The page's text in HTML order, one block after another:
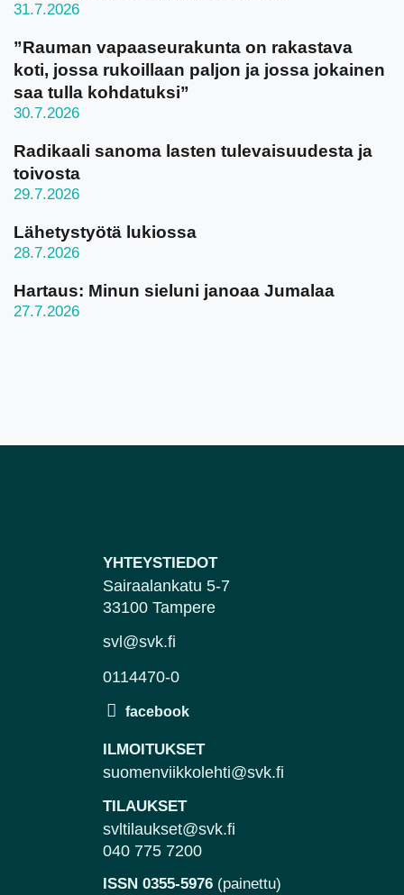
31.7.2026
”Rauman vapaaseurakunta on rakastava
koti, jossa rukoillaan paljon ja jossa jokainen
saa tulla kohdatuksi”
30.7.2026
Radikaali sanoma lasten tulevaisuudesta ja
toivosta
29.7.2026
Lähetystyötä lukiossa
28.7.2026
Hartaus: Minun sieluni janoaa Jumalaa
27.7.2026
YHTEYSTIEDOT
Sairaalankatu 5-7
33100 Tampere
svl@svk.fi
0114470-0
ILMOITUKSET
suomenviikkolehti@svk.fi
TILAUKSET
svltilaukset@svk.fi
040 775 7200
ISSN 0355-5976 (painettu)